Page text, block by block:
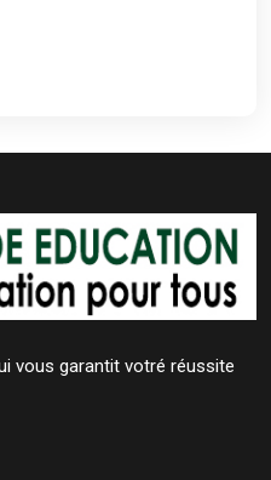
vous garantit votré réussite